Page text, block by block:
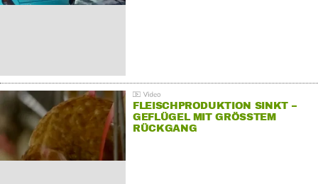
FLEISCHPRODUKTION SINKT –
GEFLÜGEL MIT GRÖSSTEM R
ÜCKGANG